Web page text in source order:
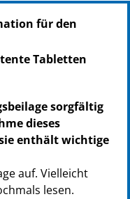
für den
Tabletten
sorgfältig
dieses
enthält wichtige
auf. Vielleicht
lesen.